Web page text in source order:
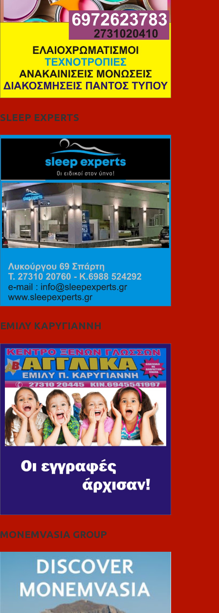
SLEEP EXPERTS
ΕΜΙΛΥ ΚΑΡΥΓΙΑΝΝΗ
MONEMVASIA GROUP